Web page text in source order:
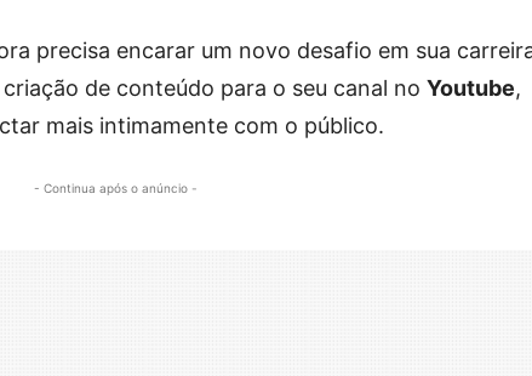
precisa encarar um novo desafio em sua
de conteúdo para o seu canal no Youtube,
mais intimamente com o público.
- Continua após o anúncio -